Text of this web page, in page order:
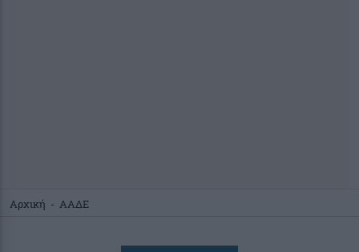
Αρχική - ΑΑΔΕ